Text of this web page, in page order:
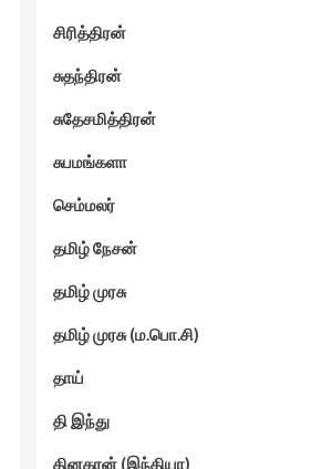
சிரித்திரன்
சுதந்திரன்
சுதேசமித்திரன்
சுபமங்களா
செம்மலர்
தமிழ் நேசன்
தமிழ் முரசு
தமிழ் முரசு (ம.பொ.சி)
தாய்
தி இந்து
தினகரன் (இந்தியா)